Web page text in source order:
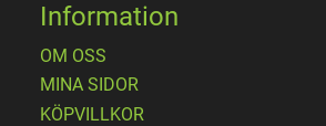
Information
OM OSS
MINA SIDOR
KÖPVILLKOR